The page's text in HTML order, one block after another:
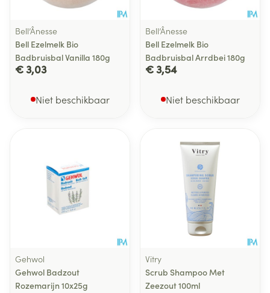
Bell’Ânesse
Bell Ezelmelk Bio
Badbruisbal Vanilla 180g
€ 3,03
Niet beschikbaar
Bell’Ânesse
Bell Ezelmelk Bio
Badbruisbal Arrdbei 180g
€ 3,54
Niet beschikbaar
Gehwol
Gehwol Badzout
Rozemarijn 10x25g
Vitry
Scrub Shampoo Met
Zeezout 100ml